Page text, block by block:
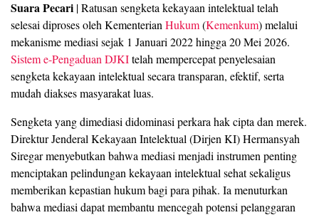
Suara Pecari | Ratusan sengketa kekayaan intelektual telah
selesai diproses oleh Kementerian Hukum(Kemenkum) melalui
mekanisme mediasi sejak 1 Januari 2022 hingga 20 Mei 2026.
Sistem e-Pengaduan DJKItelah mempercepat penyelesaian
sengketa kekayaan intelektual secara transparan, efektif, serta
mudah diakses masyarakat luas.
Sengketa yang dimediasi didominasi perkara hak cipta dan merek.
Direktur Jenderal Kekayaan Intelektual (Dirjen KI) Hermansyah
Siregar menyebutkan bahwa mediasi menjadi instrumen penting
menciptakan pelindungan kekayaan intelektual sehat sekaligus
memberikan kepastian hukum bagi para pihak. Ia menuturkan
bahwa mediasi dapat membantu mencegah potensi pelanggaran